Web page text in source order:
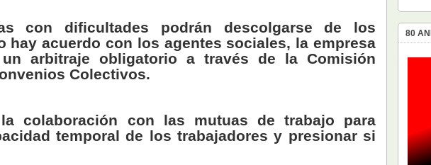
con dificultades podrán descolgarse de los
hay acuerdo con los agentes sociales, la empresa
arbitraje obligatorio a través de la Comisión
Colectivos.
colaboración con las mutuas de trabajo para
temporal de los trabajadores y presionar si
80